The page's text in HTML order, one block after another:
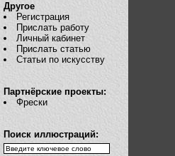
Другое
Регистрация
Прислать работу
Личный кабинет
Прислать статью
Статьи по искусству
Партнёрские проекты:
Фрески
Поиск иллюстраций: